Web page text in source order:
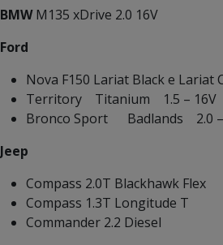
BMWM135 xDrive 2.0 16V
Ford
Nova F150 Lariat Black e Lariat
Territory Titanium 1.5 – 16V
Bronco Sport Badlands 2.0 –
Jeep
Compass 2.0T Blackhawk Flex
Compass 1.3T Longitude T
Commander 2.2 Diesel